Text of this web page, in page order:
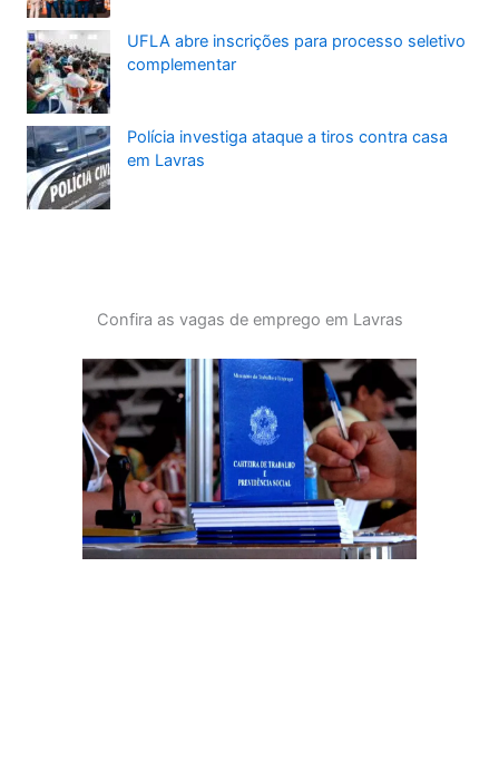
UFLA abre inscrições para processo seletivo
complementar
Polícia investiga ataque a tiros contra casa
em Lavras
Confira as vagas de emprego em Lavras